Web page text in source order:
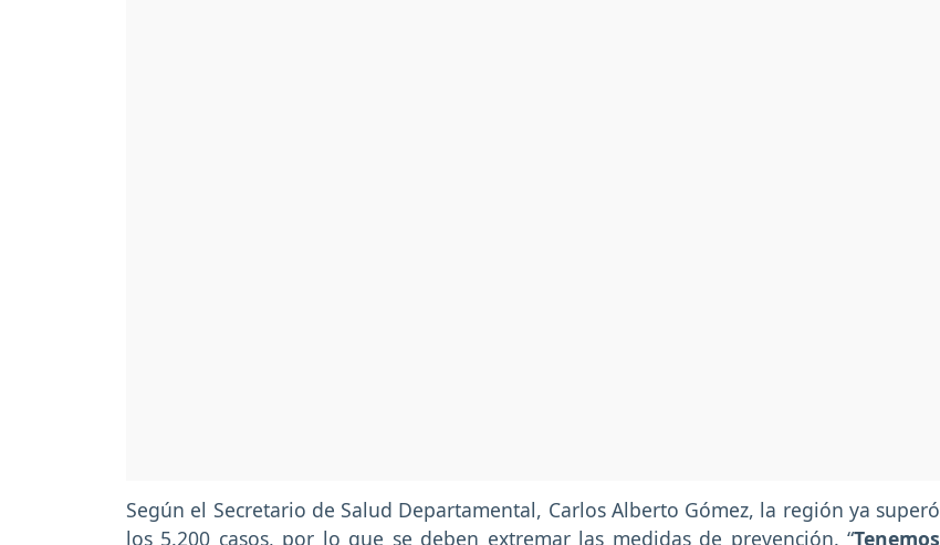
Según el Secretario de Salud Departamental, Carlos Alberto Gómez, la región ya superó
los 5.200 casos, por lo que se deben extremar las medidas de prevención. “Tenemos